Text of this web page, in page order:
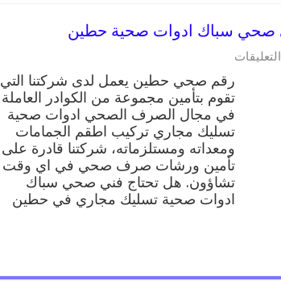
التعليقات
صحي
حطين
99009522
فني
صحي
سباك
ادوات
صحية
حطين
رقم صحي حطين يعمل لدى شركتنا التي
تقوم بتأمين مجموعة من الكوادر العاملة
في مجال الصرف الصحي ادوات صحية
تسليك مجاري تركيب اطقم الجمامات
ومعداته ومستلزماته، شركتنا قادرة على
تأمين ورشات صرف صحي في اي وقت
تشاؤون. هل تحتاج فني صحي سباك
ادوات صحية تسليك مجاري في حطين